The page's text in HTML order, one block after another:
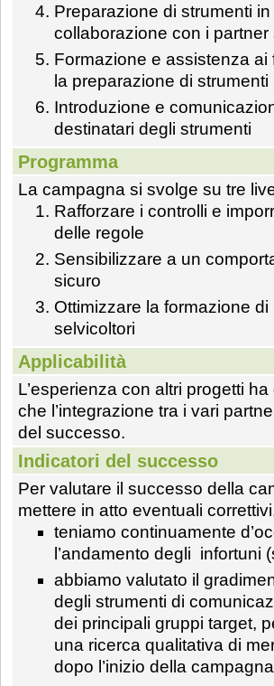
Preparazione di strumenti in
collaborazione con i partner
Formazione e assistenza ai
la preparazione di strumenti
Introduzione e
destinatari degli strumenti
Programma
La campagna si svolge su tre
Rafforzare i controlli e
delle regole
Sensibilizzare a un
sicuro
Ottimizzare la formazione di
selvicoltori
Applicabilità
L’esperienza con altri progetti
che l’integrazione tra i vari
del successo.
Indicatori del successo
Per valutare il successo della
mettere in atto eventuali
teniamo continuamente
l’andamento degli infortuni
abbiamo valutato il
degli strumenti di
dei principali gruppi target,
una ricerca qualitativa di
dopo l’inizio della